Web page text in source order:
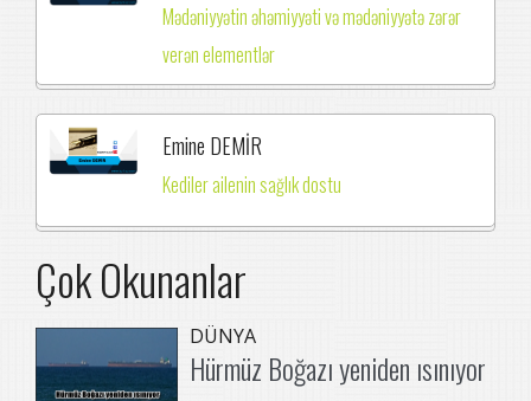
Mədəniyyətin əhəmiyyəti və mədəniyyətə zərər
verən elementlər
Emine DEMİR
Kediler ailenin sağlık dostu
Çok Okunanlar
DÜNYA
Hürmüz Boğazı yeniden ısınıyor